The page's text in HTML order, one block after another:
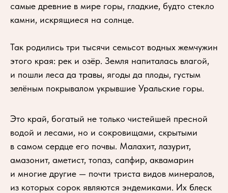
самые древние в мире горы, гладкие, будто стекло
камни, искрящиеся на солнце.
Так родились три тысячи семьсот водных жемчужин
этого края: рек и озёр. Земля напиталась влагой,
и пошли леса да травы, ягоды да плоды, густым
зелёным покрывалом укрывшие Уральские горы.
Это край, богатый не только чистейшей пресной
водой и лесами, но и сокровищами, скрытыми
в самом сердце его почвы. Малахит, лазурит,
амазонит, аметист, топаз, сапфир, аквамарин
и многие другие — почти триста видов минералов,
из которых сорок являются эндемиками. Их блеск